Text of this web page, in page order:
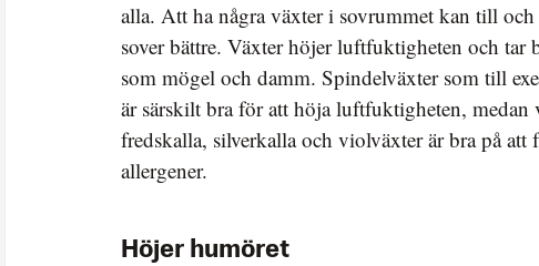
alla. Att ha några växter i sovrummet kan till
sover bättre. Växter höjer luftfuktigheten och tar
som mögel och damm. Spindelväxter som till
är särskilt bra för att höja luftfuktigheten, medan
fredskalla, silverkalla och violväxter är bra på att
allergener.
Höjer humöret